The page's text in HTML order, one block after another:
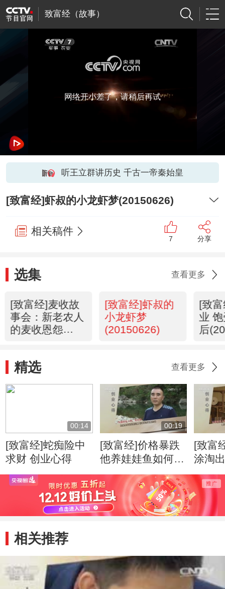
致富经（故事）
网络开小差了，请稍后再试
听王立群讲历史 千古一帝秦始皇
[致富经]虾叔的小龙虾梦(20150626)
相关稿件
7 分享
选集 查看更多
[致富经]麦收故
事会：新老农人
的麦收恩怨
[致富经]虾叔的
小龙虾梦
(20150626)
[致
业
后
精选 查看更多
00:14
[致富经]蛇痴险中
求财 创业心得
00:19
[致富经]价格暴跌
他养娃娃鱼如何逆
市赚钱 创业心得
[致富
涂淘
业心得
相关推荐